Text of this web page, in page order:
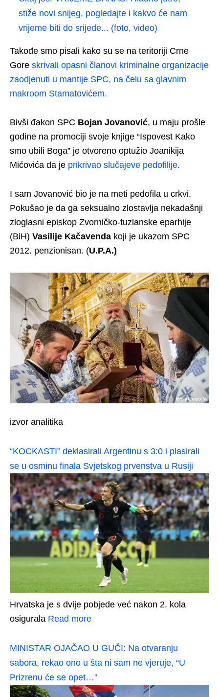
stiže novi snijeg, pogledajte i kakvo će nam
vrijeme biti do srijede... (foto, video)
Takođe smo pisali kako su se na teritoriji Crne
Gore skrivali opasni članovi kriminalne organizacije
zaodjenuti u mantije SPC, na čelu sa glavnim
makroom Stamatovićem.
Bivši đakon SPC Bojan Jovanović, u maju prošle
godine na promociji svoje knjige “Ispovest Kako
smo ubili Boga” je otvoreno optužio Joanikija
Mićovića da je prikrivao slučajeve pedofilije.
I sam Jovanović bio je na meti pedofila u crkvi.
Pokušao je da ga seksualno zlostavlja nekadašnji
zloglasni episkop Zvorničko-tuzlanske eparhije
(BiH) Vasilije Kačavenda koji je ukazom SPC
2012. penzionisan. (U.P.A.)
izvor analitika
“KOCKASTI” deklasirali Argentinu s 3:0 i plasirali
se u osminu finala Svjetskog prvenstva u Rusiji
Hrvatska je s dvije pobjede već nakon 2. kola
osigurala Read more
MINISTAR OJAČAO U GUČI: Na otvaranju
sabora, rekao ono u šta ni sam ne vjeruje, “U
Prizrenu će se opet…”